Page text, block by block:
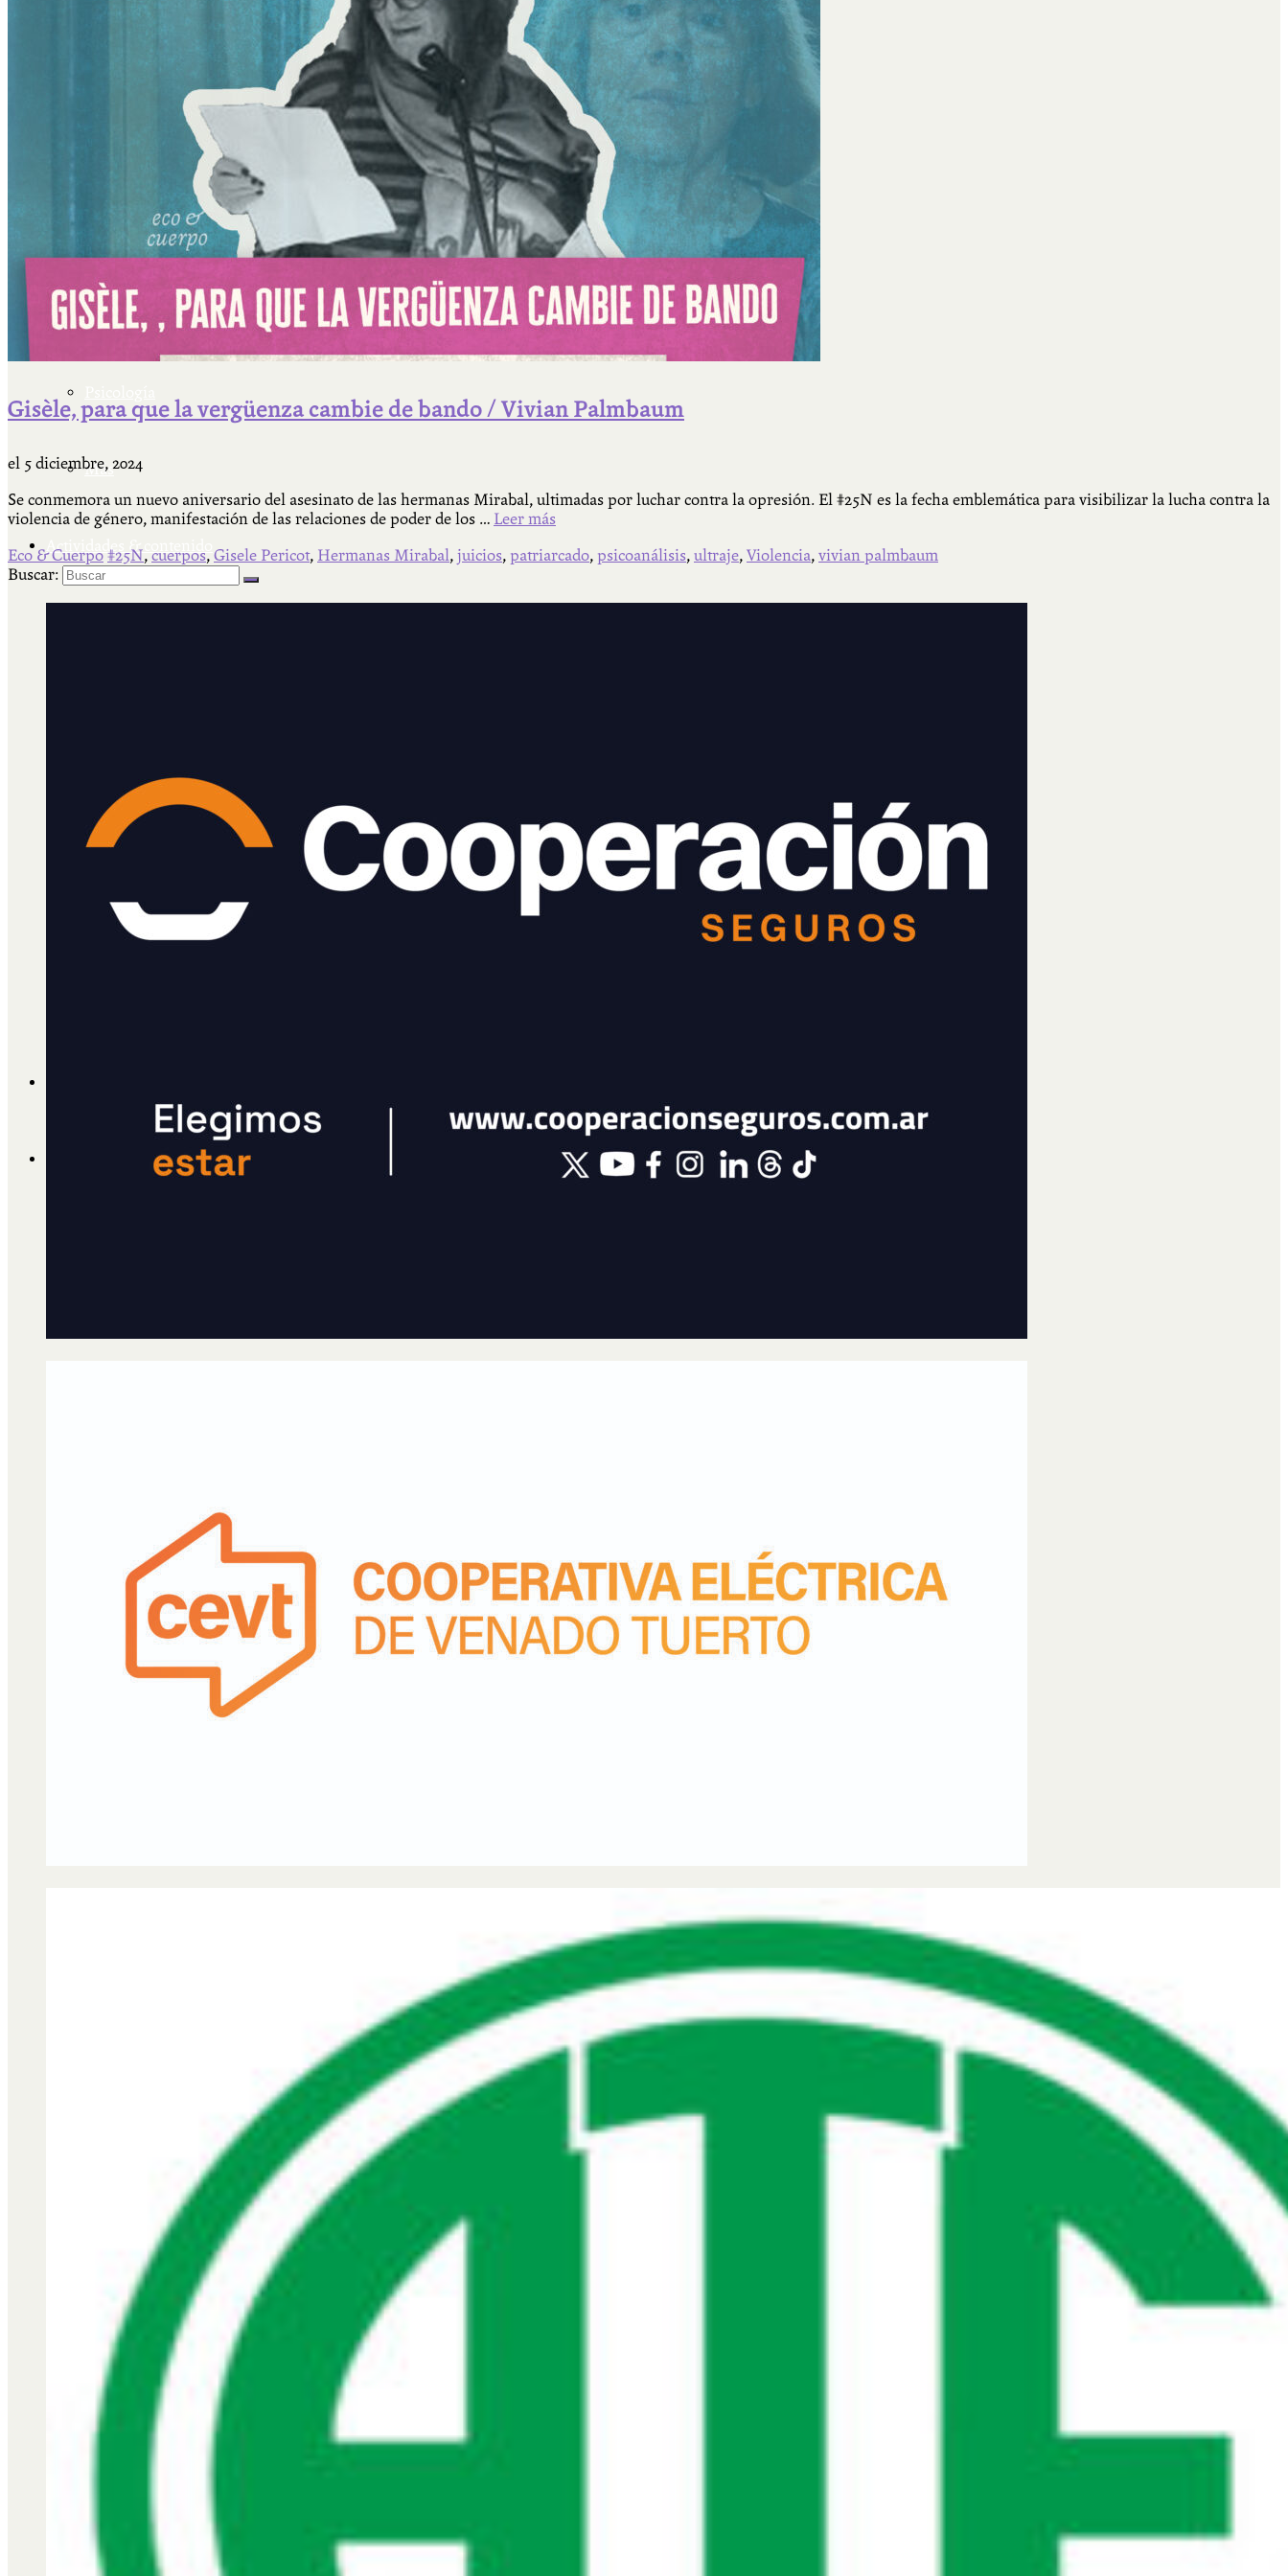
Escriben & participan
Actualidad y sociedad
Literatura
Filosofía
Más
Actividades & contenido
Feria del Libro Venado Tuerto 2022-2025
Facultad Libre Venado Tuerto 1990-1994
Cátedra Bailable 2018
Gisèle, para que la vergüenza cambie de bando / Vivian Palmbaum
el 5 diciembre, 2024
Se conmemora un nuevo aniversario del asesinato de las hermanas Mirabal, ultimadas por luchar contra la opresión. El #25N es la fecha emblemática para visibilizar la lucha contra la
violencia de género, manifestación de las relaciones de poder de los … Leer más
Eco & Cuerpo #25N, cuerpos, Gisele Pericot, Hermanas Mirabal, juicios, patriarcado, psicoanálisis, ultraje, Violencia, vivian palmbaum
Buscar: